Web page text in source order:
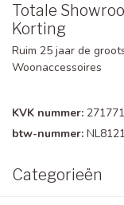
Totale
Korting
Ruim 25 jaar de
Woonaccessoires
KVK nummer:
btw-nummer:
Categorieën